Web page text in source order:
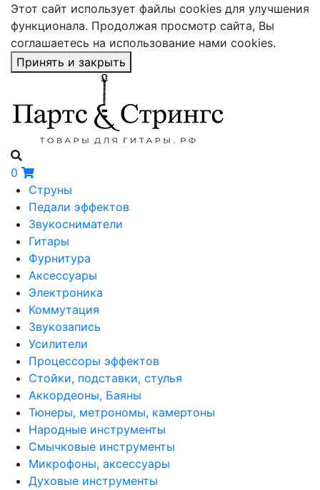
Этот сайт использует файлы cookies для улучшения
функционала. Продолжая просмотр сайта, Вы
соглашаетесь на использование нами cookies.
Принять и закрыть
0
Струны
Педали эффектов
Звукосниматели
Гитары
Фурнитура
Аксессуары
Электроника
Коммутация
Звукозапись
Усилители
Процессоры эффектов
Стойки, подставки, стулья
Аккордеоны, Баяны
Тюнеры, метрономы, камертоны
Народные инструменты
Смычковые инструменты
Микрофоны, аксессуары
Духовые инструменты